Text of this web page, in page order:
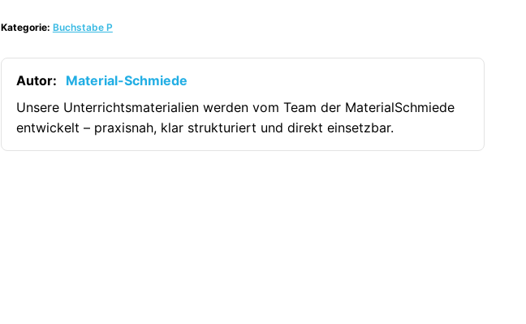
[Digital]
Menge
Kategorie: Buchstabe P
Autor:
Material-Schmiede
Unsere Unterrichtsmaterialien werden vom Team der MaterialSchmiede
entwickelt – praxisnah, klar strukturiert und direkt einsetzbar.